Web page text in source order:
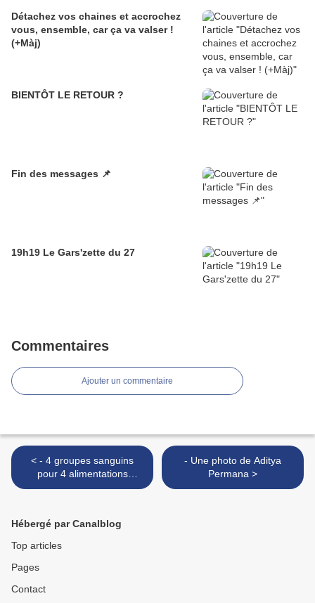
Détachez vos chaines et accrochez
vous, ensemble, car ça va valser !
(+Màj)
BIENTÔT LE RETOUR ?
Fin des messages 📌
19h19 Le Gars'zette du 27
Commentaires
Ajouter un commentaire
< - 4 groupes sanguins
pour 4 alimentations
différentes, pour une
- Une photo de Aditya
Permana >
Hébergé par Canalblog
Top articles
Pages
Contact